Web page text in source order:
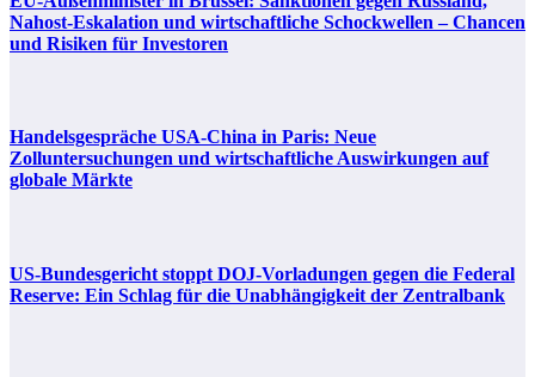
Nahost-Eskalation und wirtschaftliche Schockwellen – Chancen
und Risiken für Investoren
Handelsgespräche USA-China in Paris: Neue
Zolluntersuchungen und wirtschaftliche Auswirkungen auf
globale Märkte
US-Bundesgericht stoppt DOJ-Vorladungen gegen die Federal
Reserve: Ein Schlag für die Unabhängigkeit der Zentralbank